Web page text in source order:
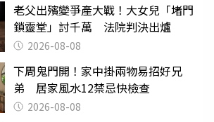
老父出殯變爭產大戰！大女兒「堵門
鎖靈堂」討千萬 法院判決出爐
2026-08-08
下周鬼門開！家中掛兩物易招好兄
弟 居家風水12禁忌快檢查
2026-08-08